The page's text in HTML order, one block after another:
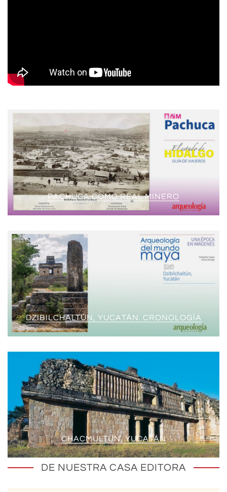
PACHUCA COMO REAL MINERO
DZIBILCHALTÚN, YUCATÁN. CRONOLOGÍA
CHACMULTÚN, YUCATÁN
DE NUESTRA CASA EDITORA